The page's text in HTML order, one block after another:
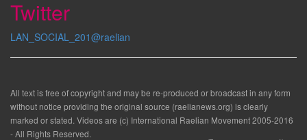
Twitter
LAN_SOCIAL_201@raelian
All text is free of copyright and may be re-produced or broadcast in any form
without notice providing the original source (raelianews.org) is clearly
marked or stated. Videos are (c) International Raelian Movement 2005-2016
- All Rights Reserved.